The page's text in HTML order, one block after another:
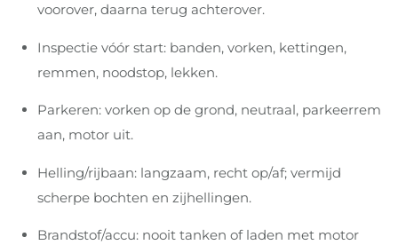
voorover, daarna terug achterover.
Inspectie vóór start: banden, vorken, kettingen,
remmen, noodstop, lekken.
Parkeren: vorken op de grond, neutraal, parkeerrem
aan, motor uit.
Helling/rijbaan: langzaam, recht op/af; vermijd
scherpe bochten en zijhellingen.
Brandstof/accu: nooit tanken of laden met motor